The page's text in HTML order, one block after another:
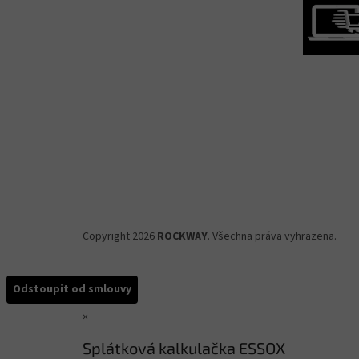
Copyright 2026 ROCKWAY. Všechna práva vyhrazena.
Odstoupit od smlouvy
×
Splátková kalkulačka ESSOX